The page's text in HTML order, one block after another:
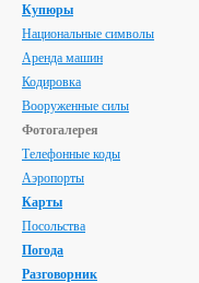
Купюры
Национальные символы
Аренда машин
Кодировка
Вооруженные силы
Фотогалерея
Телефонные коды
Аэропорты
Карты
Посольства
Погода
Разговорник